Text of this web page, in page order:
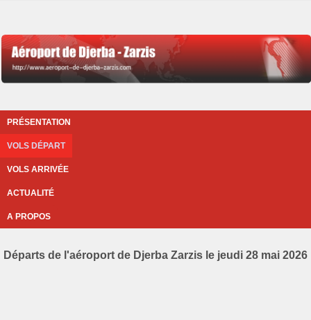
PRÉSENTATION
VOLS DÉPART
VOLS ARRIVÉE
ACTUALITÉ
A PROPOS
Départs de l'aéroport de Djerba Zarzis le jeudi 28 mai 2026